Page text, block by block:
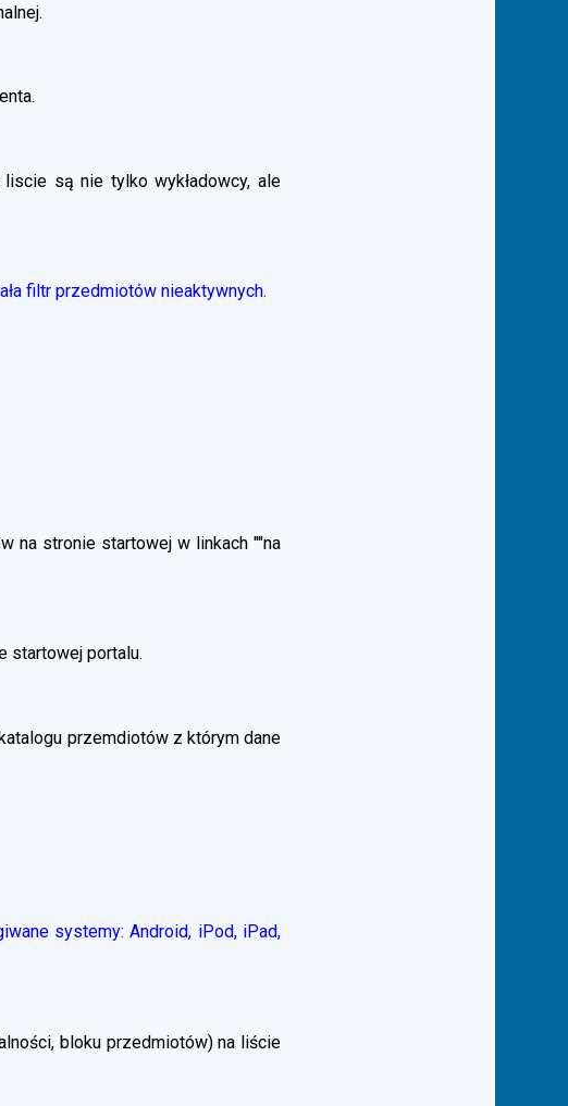
liscie są nie tylko wykładowcy, ale
filtr przedmiotów nieaktywnych.
na stronie startowej w linkach ""na
startowej portalu.
przemdiotów z którym dane
systemy: Android, iPod, iPad,
bloku przedmiotów) na liście